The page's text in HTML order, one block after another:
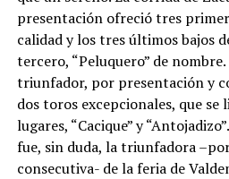
presentación ofreció tres
calidad y los tres últimos bajos
tercero, “Peluquero” de
triunfador, por presentación y
dos toros excepcionales, que
lugares, “Cacique” y
fue, sin duda, la triunfadora
consecutiva- de la feria de